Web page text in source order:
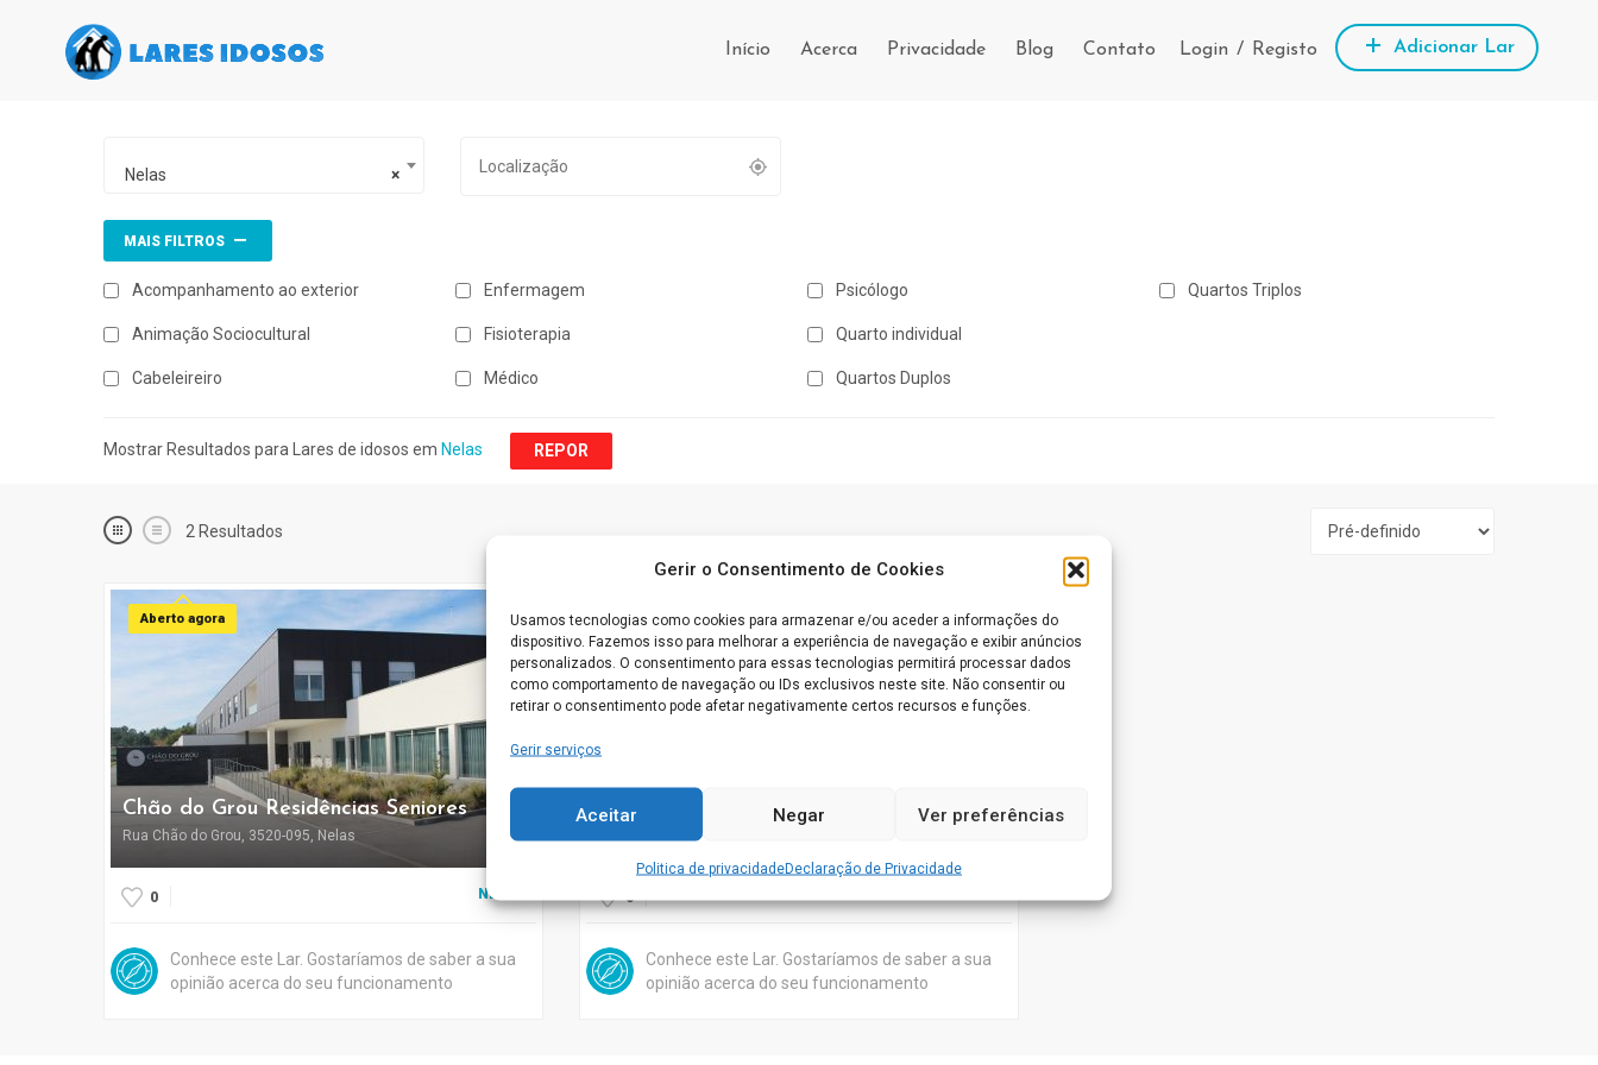
Gerir o Consentimento de Cookies
Usamos tecnologias como cookies para armazenar e/ou aceder a informações do
dispositivo. Fazemos isso para melhorar a experiência de navegação e exibir anúncios
personalizados. O consentimento para essas tecnologias permitirá processar dados
como comportamento de navegação ou IDs exclusivos neste site. Não consentir ou
retirar o consentimento pode afetar negativamente certos recursos e funções.
Gerir serviços
Aceitar Negar Ver preferências
Politica de privacidadeDeclaração de Privacidade
Início Acerca Privacidade Blog Contato Login / Registo Adicionar Lar
×
Nelas
MAIS FILTROS
Acompanhamento ao exterior
Animação Sociocultural
Cabeleireiro
Enfermagem
Fisioterapia
Médico
Psicólogo
Quarto individual
Quartos Duplos
Quartos Triplos
Mostrar Resultados para Lares de idosos em Nelas REPOR
2 Resultados
Aberto agora
Chão do Grou Residências Seniores
Rua Chão do Grou, 3520-095, Nelas
0 NELAS
Conhece este Lar. Gostaríamos de saber a sua
opinião acerca do seu funcionamento
Aberto agora
Residência São Domingos d’Algeraz
Rua Dr. Avelino Pais Borges, n.º 2, Algeraz, 3520-011 Nelas
0
Conhece este Lar. Gostaríamos de saber a sua
opinião acerca do seu funcionamento